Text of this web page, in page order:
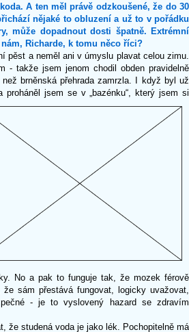
A ten měl právě odzkoušené, že do 30
nějaké to obluzení a už to v pořádku
může dopadnout dosti špatně. Extrémní
Richarde, k tomu něco říci?
pěst a neměl ani v úmyslu plavat celou zimu.
- takže jsem jenom chodil obden pravidelně
brněnská přehrada zamrzla. I když byl už
jsem se v „bazénku“, který jsem si
No a pak to funguje tak, že mozek férově
sám přestává fungovat, logicky uvažovat,
- je to vyslovený hazard se zdravím
že studená voda je jako lék. Pochopitelně má